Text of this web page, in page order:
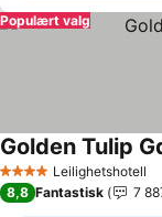
Populært valg
4 StjernerLeilighetshotell
Golden Tulip
8,8 Fantastisk 7